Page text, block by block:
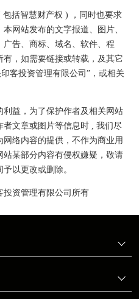
括智慧财产权 ) ，同时也要求
网站发布的文字报道、图片、
告、商标、域名、软件、程
，如需要链接或转载，及其它
客投资管理有限公司”，或相关
利益，为了保护作者及相关网站
文章或图片等信息时 , 我们尽
络内容的提供，不作为商业用
某部分内容有侵权嫌疑，敬请
以更改或删除。
投资管理有限公司所有